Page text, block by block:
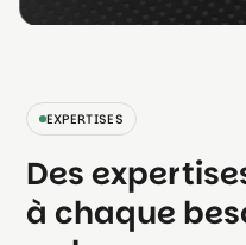
EXPERTISES
Des
à chaque